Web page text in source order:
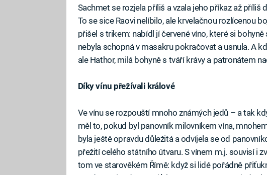
Sachmet se rozjela příliš a vzala jeho příkaz až příliš
To se sice Raovi nelíbilo, ale krvelačnou rozlícenou
přišel s trikem: nabídl jí červené víno, které si
nebyla schopná v masakru pokračovat a usnula. A
ale Hathor, milá bohyně s tváří krávy a patronátem
Díky vínu přežívali králové
Ve vínu se rozpouští mnoho známých jedů – a tak
měl to, pokud byl panovník milovníkem vína,
byla ještě opravdu důležitá a odvíjela se od
přežití celého státního útvaru. S vínem m.j. souvisí i
tom ve starověkém Římě: když si lidé pořádně